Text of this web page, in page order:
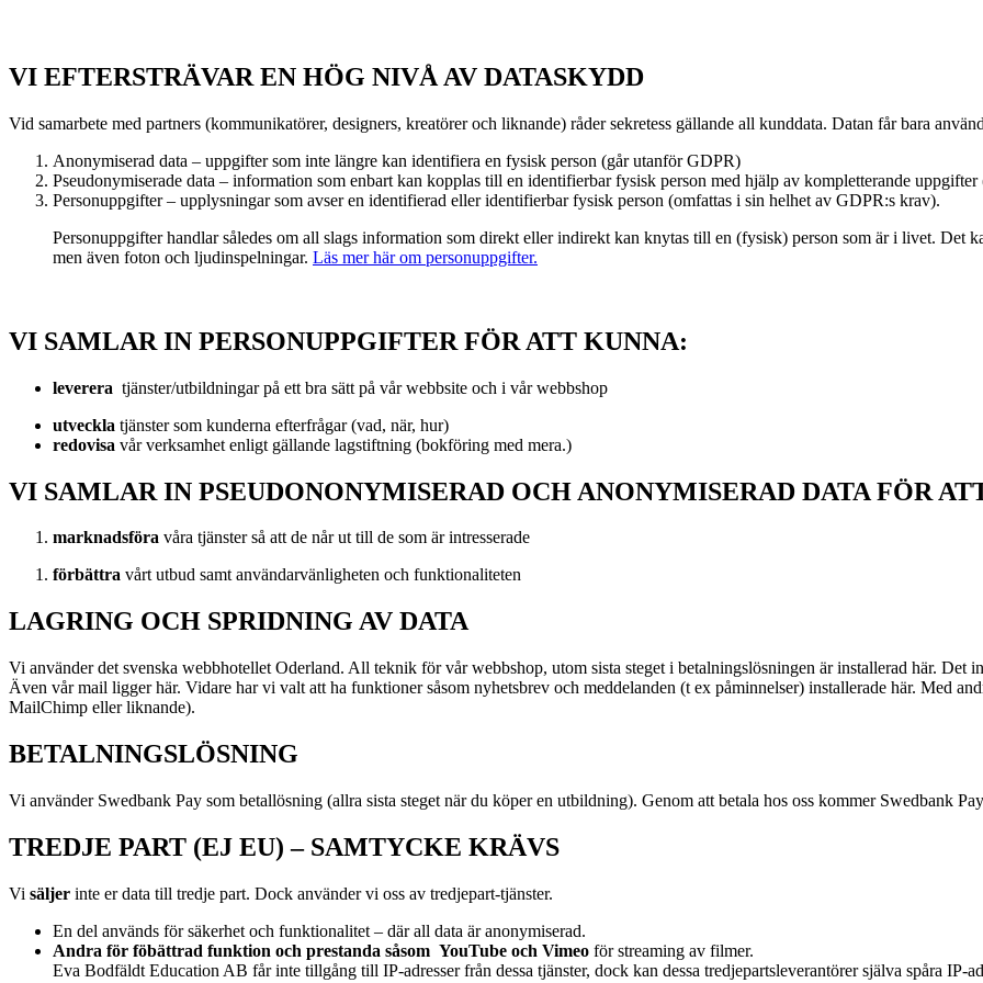
VI EFTERSTRÄVAR EN HÖG NIVÅ AV DATASKYDD
Vid samarbete med partners (kommunikatörer, designers, kreatörer och liknande) råder sekretess gällande all kunddata. Datan får bara
Anonymiserad data – uppgifter som inte längre kan identifiera en fysisk person (går utanför GDPR)
Pseudonymiserade data – information som enbart kan kopplas till en identifierbar fysisk person med hjälp av kompletterande
Personuppgifter – upplysningar som avser en identifierad eller identifierbar fysisk person (omfattas i sin helhet av GDPR:s krav).
Personuppgifter handlar således om all slags information som direkt eller indirekt kan knytas till en (fysisk) person som är i livet. Det
men även foton och ljudinspelningar. Läs mer här om personuppgifter.
VI SAMLAR IN PERSONUPPGIFTER FÖR ATT KUNNA:
leverera tjänster/utbildningar på ett bra sätt på vår webbsite och i vår webbshop
utveckla tjänster som kunderna efterfrågar (vad, när, hur)
redovisa vår verksamhet enligt gällande lagstiftning (bokföring med mera.)
VI SAMLAR IN PSEUDONONYMISERAD OCH ANONYMISERAD DATA FÖR
marknadsföra våra tjänster så att de når ut till de som är intresserade
förbättra vårt utbud samt användarvänligheten och funktionaliteten
LAGRING OCH SPRIDNING AV DATA
Vi använder det svenska webbhotellet Oderland. All teknik för vår webbshop, utom sista steget i betalningslösningen är installerad här. Det
Även vår mail ligger här. Vidare har vi valt att ha funktioner såsom nyhetsbrev och meddelanden (t ex påminnelser) installerade här. Med
MailChimp eller liknande).
BETALNINGSLÖSNING
Vi använder Swedbank Pay som betallösning (allra sista steget när du köper en utbildning). Genom att betala hos oss kommer Swedbank
TREDJE PART (EJ EU) – SAMTYCKE KRÄVS
Vi säljer inte er data till tredje part. Dock använder vi oss av tredjepart-tjänster.
En del används för säkerhet och funktionalitet – där all data är anonymiserad.
Andra för föbättrad funktion och prestanda såsom YouTube och Vimeo för streaming av filmer.
Eva Bodfäldt Education AB får inte tillgång till IP-adresser från dessa tjänster, dock kan dessa tredjepartsleverantörer själva spåra IP-